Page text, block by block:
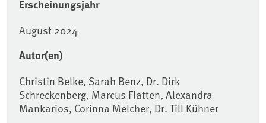
Erscheinungsjahr
August 2024
Autor(en)
Christin Belke, Sarah Benz, Dr. Dirk
Schreckenberg, Marcus Flatten, Alexandra
Mankarios, Corinna Melcher, Dr. Till Kühner